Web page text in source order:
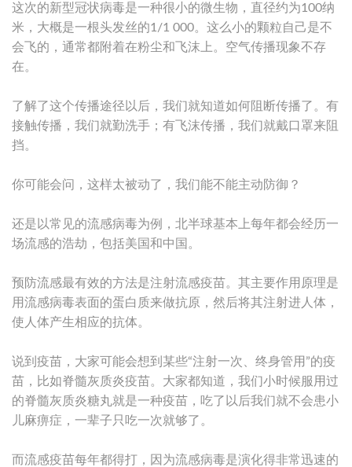
这次的新型冠状病毒是一种很小的微生物，直径约为100纳
米，大概是一根头发丝的1/1 000。这么小的颗粒自己是不
会飞的，通常都附着在粉尘和飞沫上。空气传播现象不存
在。
了解了这个传播途径以后，我们就知道如何阻断传播了。有
接触传播，我们就勤洗手；有飞沫传播，我们就戴口罩来阻
挡。
你可能会问，这样太被动了，我们能不能主动防御？
还是以常见的流感病毒为例，北半球基本上每年都会经历一
场流感的浩劫，包括美国和中国。
预防流感最有效的方法是注射流感疫苗。其主要作用原理是
用流感病毒表面的蛋白质来做抗原，然后将其注射进人体，
使人体产生相应的抗体。
说到疫苗，大家可能会想到某些“注射一次、终身管用”的疫
苗，比如脊髓灰质炎疫苗。大家都知道，我们小时候服用过
的脊髓灰质炎糖丸就是一种疫苗，吃了以后我们就不会患小
儿麻痹症，一辈子只吃一次就够了。
而流感疫苗每年都得打，因为流感病毒是演化得非常迅速的